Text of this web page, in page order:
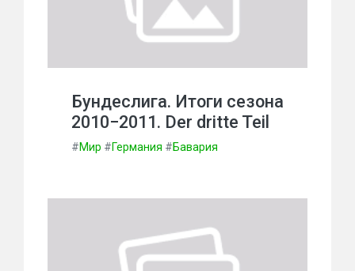
Бундеслига. Итоги сезона
2010−2011. Der dritte Teil
#Мир #Германия #Бавария